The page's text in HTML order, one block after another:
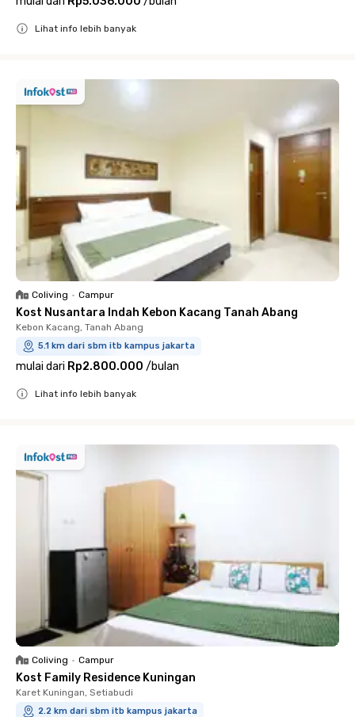
Lihat info lebih banyak
Coliving • Campur
Kost Nusantara Indah Kebon Kacang Tanah Abang
Kebon Kacang, Tanah Abang
5.1 km dari sbm itb kampus jakarta
mulai dari Rp2.800.000 /bulan
Lihat info lebih banyak
Coliving • Campur
Kost Family Residence Kuningan
Karet Kuningan, Setiabudi
2.2 km dari sbm itb kampus jakarta